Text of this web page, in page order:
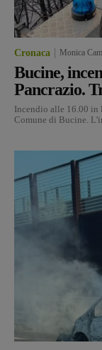
Cronaca Monica
Bucine,
Pancrazio.
Incendio alle 16.00 in
Comune di Bucine.